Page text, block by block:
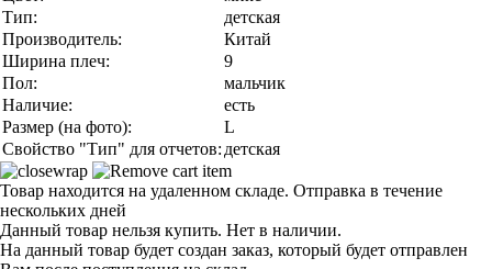
Тип:
детская
Производитель:
Китай
Ширина плеч:
9
Пол:
мальчик
Наличие:
есть
Размер (на фото):
L
Свойство "Тип" для отчетов: детская
Товар находится на удаленном складе. Отправка в течение
нескольких дней
Данный товар нельзя купить. Нет в наличии.
На данный товар будет создан заказ, который будет отправлен